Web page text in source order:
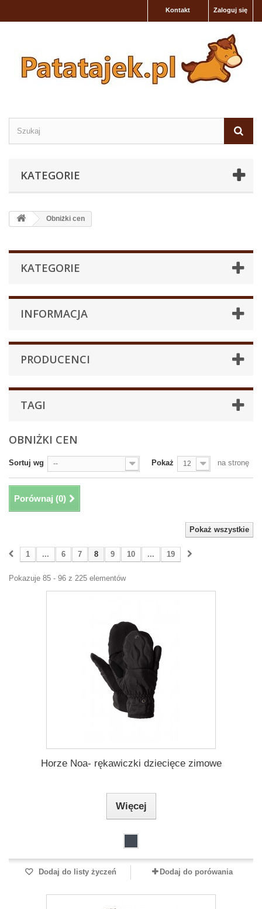
Zaloguj się
Kontakt
KATEGORIE
Obniżki cen
KATEGORIE
INFORMACJA
PRODUCENCI
TAGI
OBNIŻKI CEN
Sortuj wg -- Pokaż 12 na stronę
Porównaj (0)
Pokaż wszystkie
1 ... 6 7 8 9 10 ... 19
Pokazuje 85 - 96 z 225 elementów
Horze Noa- rękawiczki dziecięce zimowe
Więcej
Dodaj do listy życzeń Dodaj do porówania